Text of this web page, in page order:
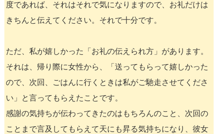
度であれば、それはそれで気になりますので、お礼だけは
きちんと伝えてください。それで十分です。
ただ、私が嬉しかった「お礼の伝えられ方」があります。
それは、帰り際に女性から、「送ってもらって嬉しかった
ので、次回、ごはんに行くときは私がご馳走させてくださ
い」と言ってもらえたことです。
感謝の気持ちが伝わってきたのはもちろんのこと、次回の
ことまで言及してもらえて天にも昇る気持ちになり、彼女